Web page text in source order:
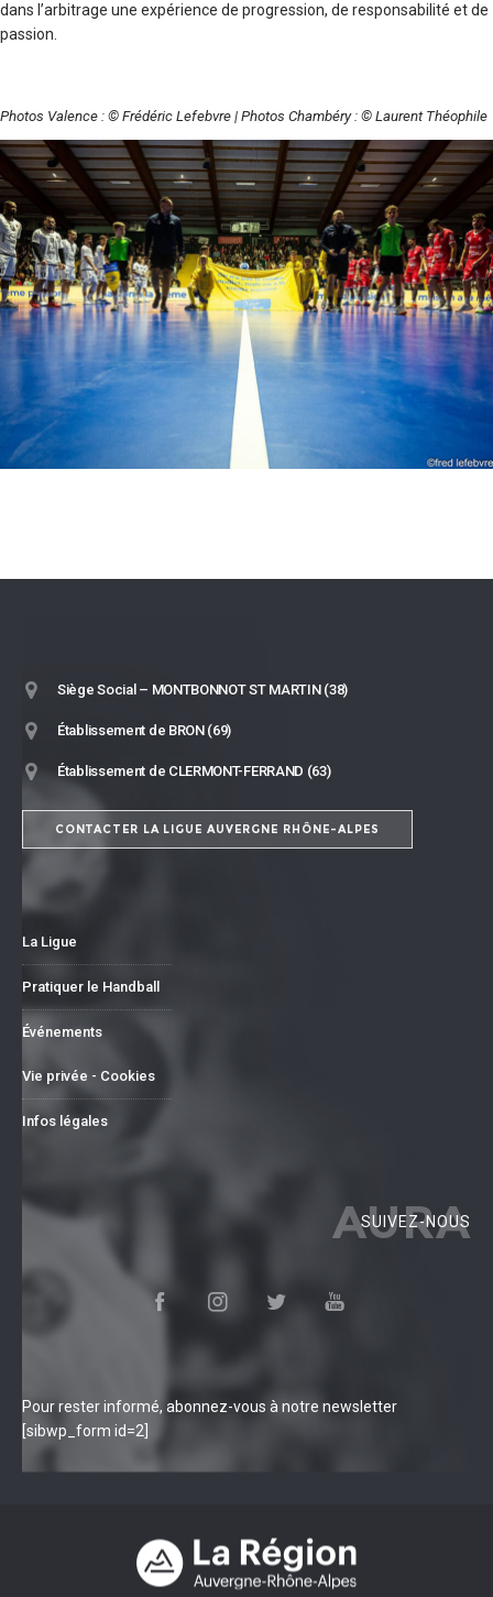
dans l’arbitrage une expérience de progression, de responsabilité et de
passion.
Photos Valence : © Frédéric Lefebvre | Photos Chambéry : © Laurent Théophile
Siège Social – MONTBONNOT ST MARTIN (38)
Établissement de BRON (69)
Établissement de CLERMONT-FERRAND (63)
CONTACTER LA LIGUE AUVERGNE RHÔNE-ALPES
La Ligue
Pratiquer le Handball
Événements
Vie privée - Cookies
Infos légales
AURA
SUIVEZ-NOUS
Pour rester informé, abonnez-vous à notre newsletter
[sibwp_form id=2]